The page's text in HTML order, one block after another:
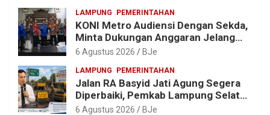
LAMPUNG PEMERINTAHAN
KONI Metro Audiensi Dengan Sekda,
Minta Dukungan Anggaran Jelang
Porprov X Lampung
6 Agustus 2026 BJe
LAMPUNG PEMERINTAHAN
Jalan RA Basyid Jati Agung Segera
Diperbaiki, Pemkab Lampung Selatan
Alokasikan Rp1,13 Miliar
6 Agustus 2026 BJe